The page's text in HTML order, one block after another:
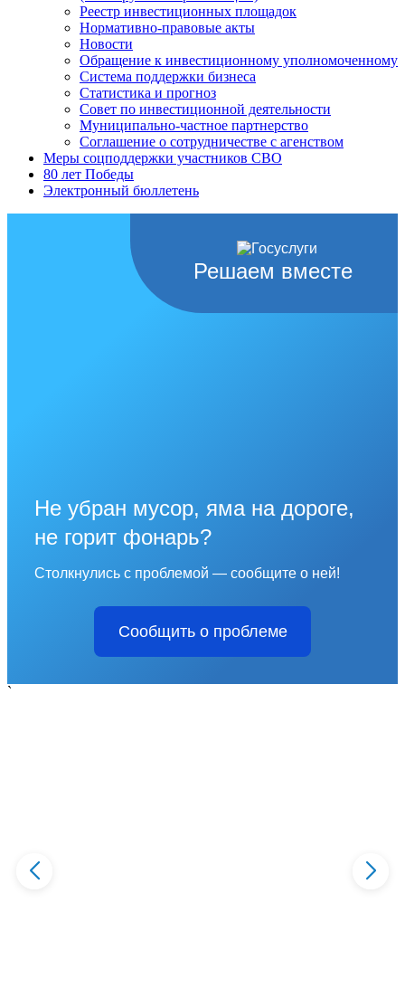
Реестр инвестиционных площадок
Нормативно-правовые акты
Новости
Обращение к инвестиционному уполномоченному
Система поддержки бизнеса
Статистика и прогноз
Совет по инвестиционной деятельности
Муниципально-частное партнерство
Соглашение о сотрудничестве с агенством
Меры соцподдержки участников СВО
80 лет Победы
Электронный бюллетень
Решаем вместе
Не убран мусор, яма на дороге,
не горит фонарь?
Столкнулись с проблемой — сообщите о ней!
Сообщить о проблеме
`